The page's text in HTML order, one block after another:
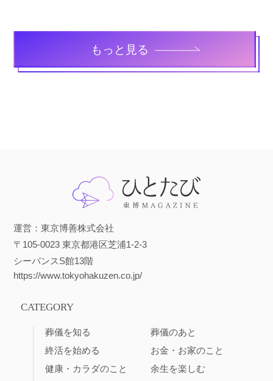
もっと見る
運営：東京博善株式会社
〒105-0023 東京都港区芝浦1-2-3
シーバンスS館13階
https://www.tokyohakuzen.co.jp/
CATEGORY
葬儀を知る
葬儀のあと
終活を始める
お金・お家のこと
健康・カラダのこと
余生を楽しむ